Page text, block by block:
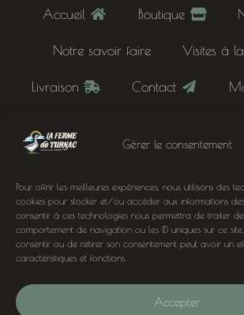
Gérer le consentement
Pour offrir les meilleures expériences, nous utilisons des
cookies pour stocker et/ou accéder aux informations
consentir à ces technologies nous permettra de traiter
comportement de navigation ou les ID uniques sur ce
consentir ou de retirer son consentement peut avoir un
caractéristiques et fonctions.
Accepter
Accueil Boutique
Notre savoir faire Visites à
Livraison Contact
Inscription newsletter
À deux pas de chez
Saint-Julien, Terrasson-
Périgord, Le Buisson-de-